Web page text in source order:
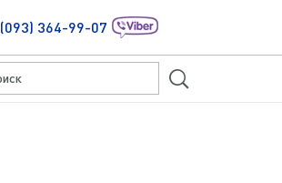
(093) 364-99-07
S